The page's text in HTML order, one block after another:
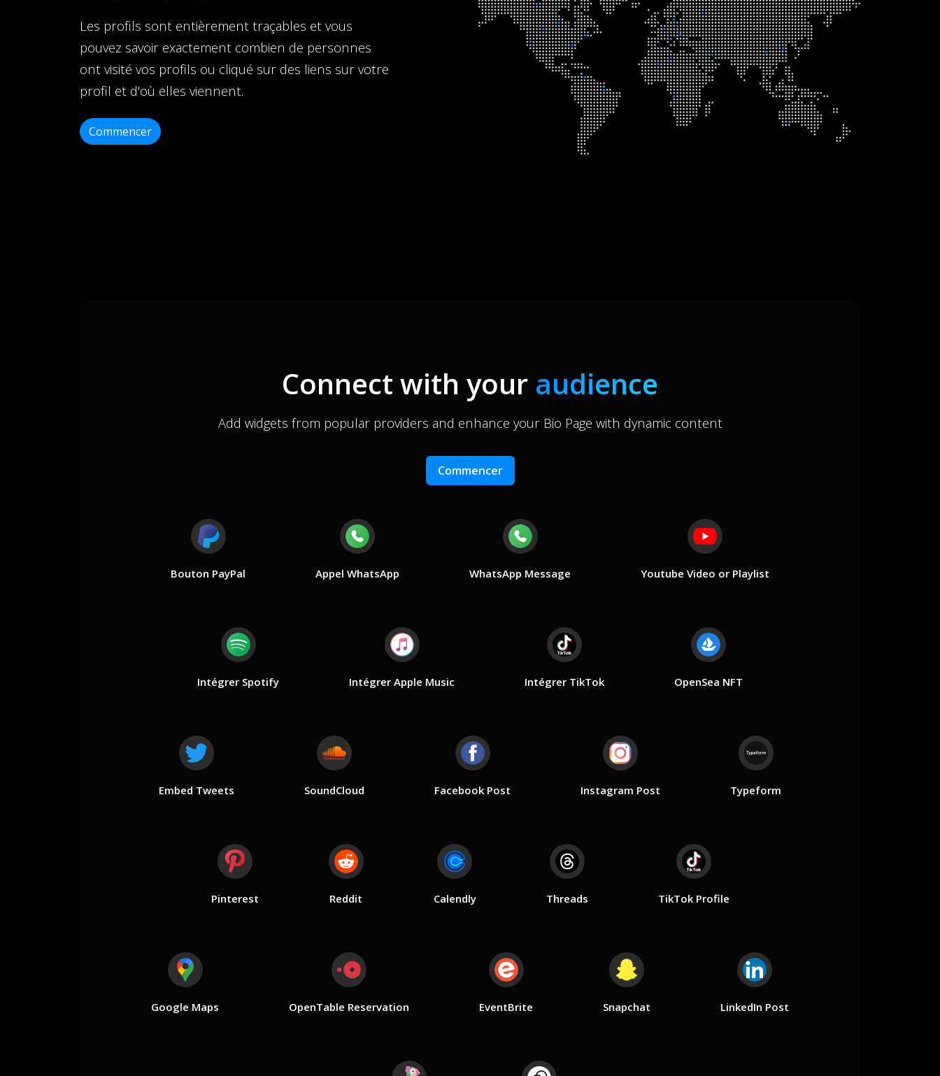
Les profils sont entièrement traçables et vous
pouvez savoir exactement combien de personnes
ont visité vos profils ou cliqué sur des liens sur votre
profil et d'où elles viennent.
Commencer
Connect with your audience
Add widgets from popular providers and enhance your Bio Page with dynamic content
Commencer
Bouton PayPal Appel WhatsApp WhatsApp Message Youtube Video or Playlist
Intégrer Spotify Intégrer Apple Music Intégrer TikTok OpenSea NFT
Embed Tweets SoundCloud Facebook Post Instagram Post Typeform
Pinterest Reddit Calendly Threads TikTok Profile
Google Maps OpenTable Reservation EventBrite Snapchat LinkedIn Post